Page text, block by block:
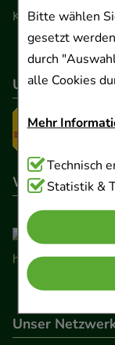
Bitte wählen
gesetzt
durch
alle Cookies
Mehr
Technisch
Cookies, die
Website
Warenkorb,
verzichtet
Komfort:Diese
Technisch
Statistik &
Kontaktformular
Unser
Wir sind hier
Unser